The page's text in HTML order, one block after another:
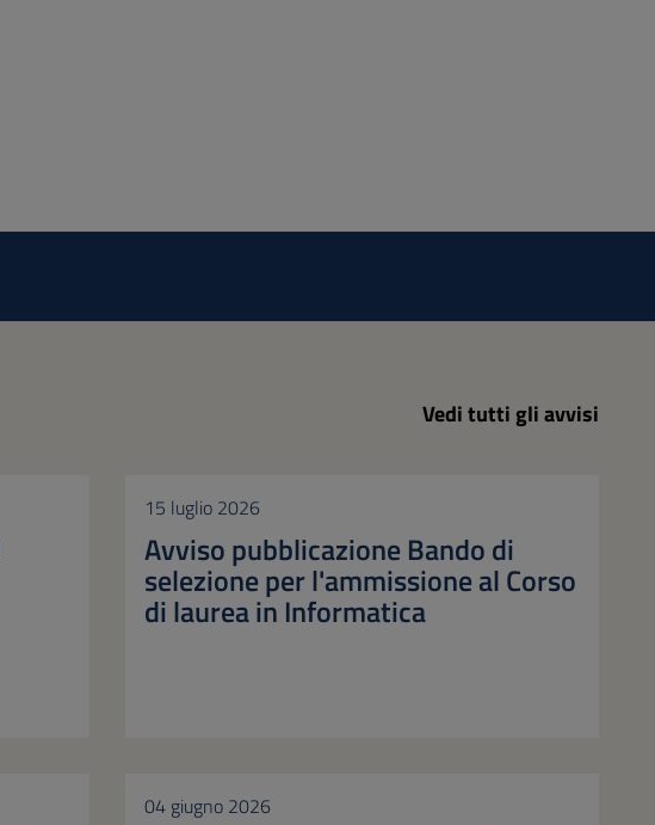
Vedi tutti gli avvisi
15 luglio 2026
Avviso pubblicazione Bando di
selezione per l'ammissione al Corso
di laurea in Informatica
04 giugno 2026